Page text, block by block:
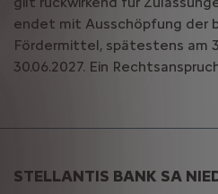
endet mit Ausschöpfung der
Fördermittel, spätestens am
30.06.2027. Ein
STELLANTIS BANK SA